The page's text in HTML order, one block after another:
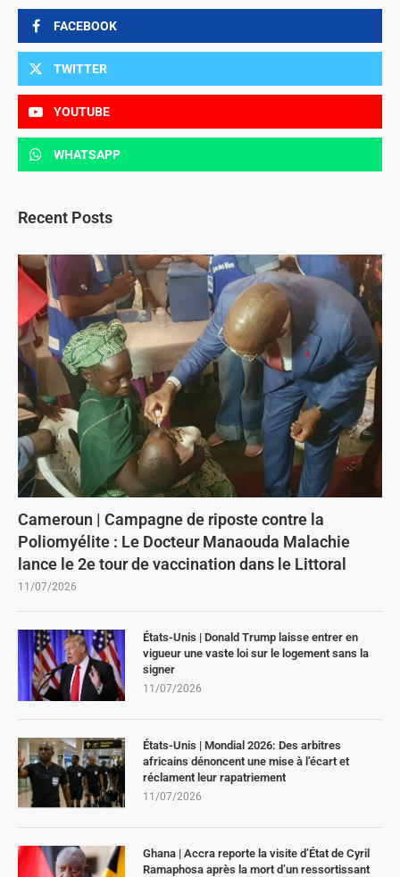
FACEBOOK
TWITTER
YOUTUBE
WHATSAPP
Recent Posts
Cameroun | Campagne de riposte contre la
Poliomyélite : Le Docteur Manaouda Malachie
lance le 2e tour de vaccination dans le Littoral
11/07/2026
États-Unis | Donald Trump laisse entrer en
vigueur une vaste loi sur le logement sans la
signer
11/07/2026
États-Unis | Mondial 2026: Des arbitres
africains dénoncent une mise à l’écart et
réclament leur rapatriement
11/07/2026
Ghana | Accra reporte la visite d’État de Cyril
Ramaphosa après la mort d’un ressortissant